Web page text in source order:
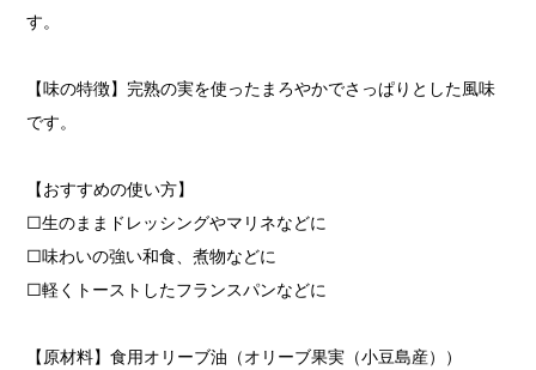
す。
【味の特徴】完熟の実を使ったまろやかでさっぱりとした風味
です。
【おすすめの使い方】
□生のままドレッシングやマリネなどに
□味わいの強い和食、煮物などに
□軽くトーストしたフランスパンなどに
【原材料】食用オリーブ油（オリーブ果実（小豆島産））